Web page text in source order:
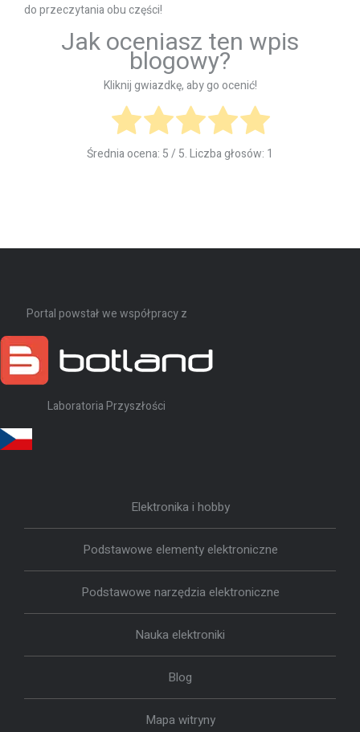
do przeczytania obu części!
Jak oceniasz ten wpis
blogowy?
Kliknij gwiazdkę, aby go ocenić!
Średnia ocena: 5/ 5. Liczba głosów: 1
Portal powstał we współpracy z
Laboratoria Przyszłości
Elektronika i hobby
Podstawowe elementy elektroniczne
Podstawowe narzędzia elektroniczne
Nauka elektroniki
Blog
Mapa witryny